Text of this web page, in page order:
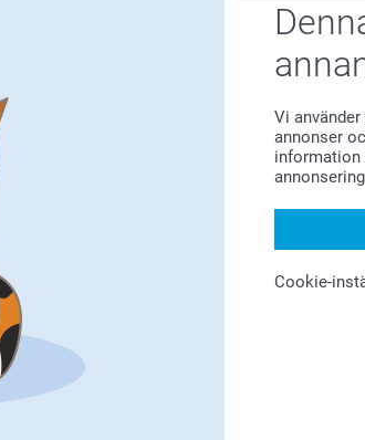
Vi
annonser
information
Cookie-
att du är nöjd med våra produkter och service.
med din beställning.